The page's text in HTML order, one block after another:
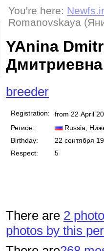
You're here:
Romanovskaya
YAnina
breeder
Registration:
from 22 April
Регион:
Russia ,
Birthday:
22 сентября
Respect:
5
There are 2
photos by this